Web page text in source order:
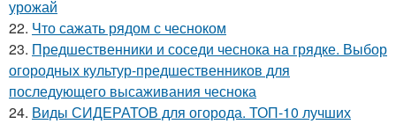
урожай
22. Что сажать рядом с чесноком
23. Предшественники и соседи чеснока на грядке. Выбор
огородных культур-предшественников для
последующего высаживания чеснока
24. Виды СИДЕРАТОВ для огорода. ТОП-10 лучших